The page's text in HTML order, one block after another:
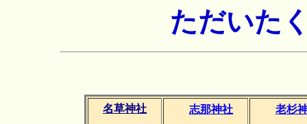
ただいた
名草神社 志那神社 老杉